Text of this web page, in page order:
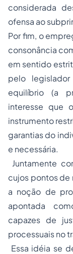
considerada
ofensa ao
Por fim, o
consonância
em sentido
pelo
equilíbrio (a
interesse que
instrumento
garantias do
e necessária.
Juntamente
cujos pontos de
a noção de
apontada
capazes de
processuais no
Essa idéia se